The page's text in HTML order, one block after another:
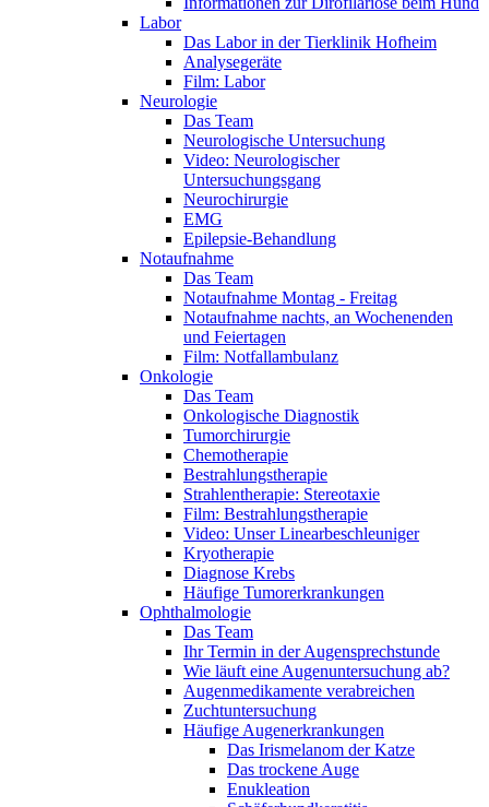
Labor
Das Labor in der Tierklinik Hofheim
Analysegeräte
Film: Labor
Neurologie
Das Team
Neurologische Untersuchung
Video: Neurologischer
Untersuchungsgang
Neurochirurgie
EMG
Epilepsie-Behandlung
Notaufnahme
Das Team
Notaufnahme Montag - Freitag
Notaufnahme nachts, an Wochenenden
und Feiertagen
Film: Notfallambulanz
Onkologie
Das Team
Onkologische Diagnostik
Tumorchirurgie
Chemotherapie
Bestrahlungstherapie
Strahlentherapie: Stereotaxie
Film: Bestrahlungstherapie
Video: Unser Linearbeschleuniger
Kryotherapie
Diagnose Krebs
Häufige Tumorerkrankungen
Ophthalmologie
Das Team
Ihr Termin in der Augensprechstunde
Wie läuft eine Augenuntersuchung ab?
Augenmedikamente verabreichen
Zuchtuntersuchung
Häufige Augenerkrankungen
Das Irismelanom der Katze
Das trockene Auge
Enukleation